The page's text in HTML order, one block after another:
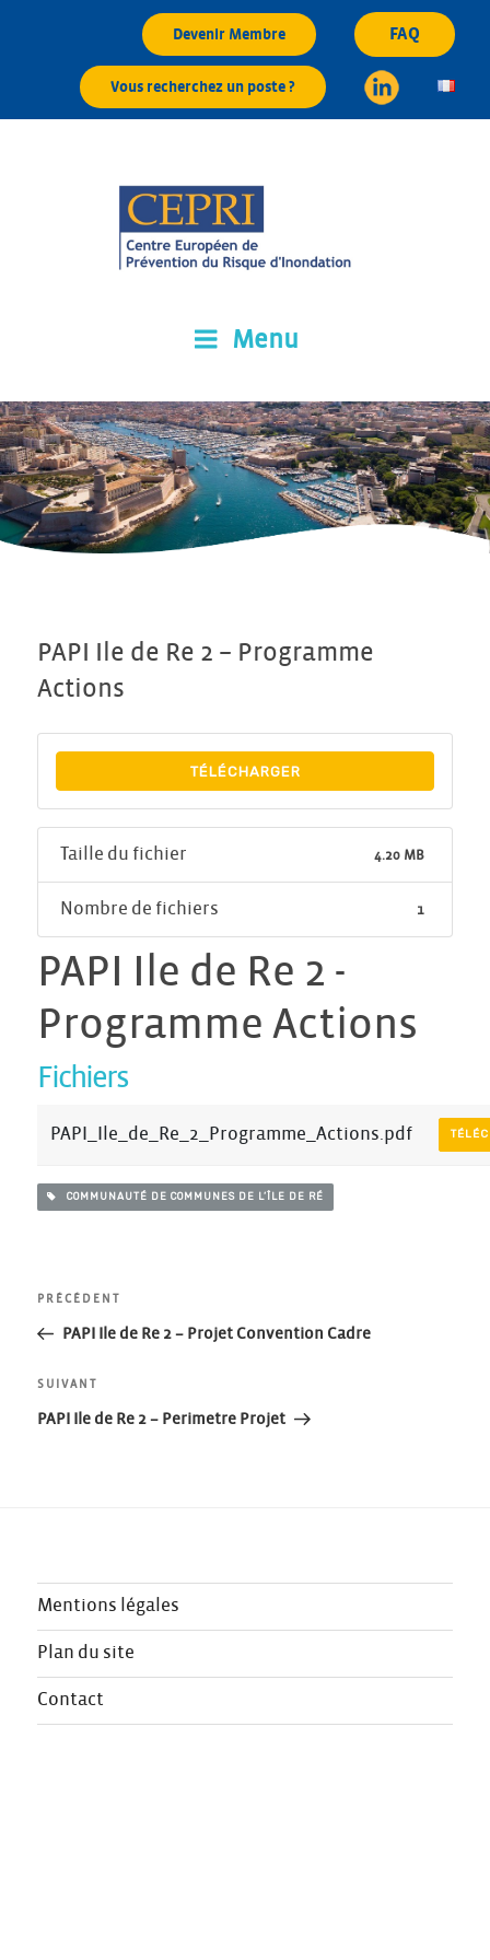
Devenir Membre FAQ
Vous recherchez un poste ?
Menu
PAPI Ile de Re 2 – Programme
Actions
TÉLÉCHARGER
Taille du fichier 4.20 MB
Nombre de fichiers 1
PAPI Ile de Re 2 -
Programme Actions
Fichiers
PAPI_Ile_de_Re_2_Programme_Actions.pdf
COMMUNAUTÉ DE COMMUNES DE L’ÎLE DE RÉ
Navigation
l’article
Article
précédent
PRÉCÉDENT
PAPI Ile de Re 2 – Projet Convention Cadre
Article
suivant
SUIVANT
PAPI Ile de Re 2 – Perimetre Projet
Mentions légales
Plan du site
Contact